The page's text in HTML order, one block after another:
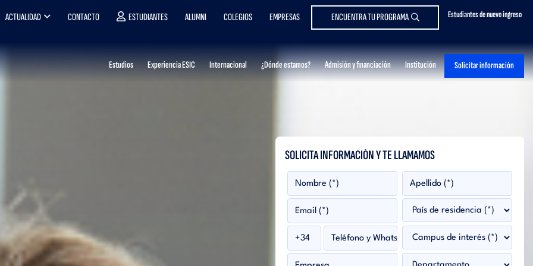
Estudiantes de nuevo ingreso
ACTUALIDAD CONTACTO ESTUDIANTES ALUMNI COLEGIOS EMPRESAS ENCUENTRA TU PROGRAMA
Estudios Experiencia ESIC Internacional ¿Dónde estamos? Admisión y financiación Institución Solicitar información
SOLICITA INFORMACIÓN Y TE LLAMAMOS